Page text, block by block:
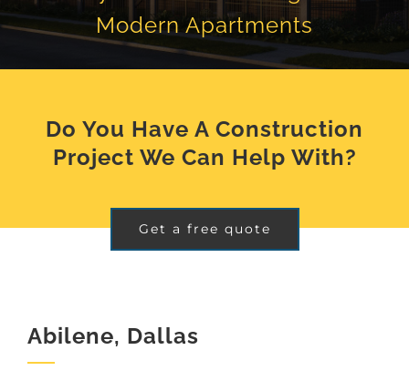
Modern Apartments
Do You Have A Construction
Project We Can Help With?
Get a free quote
Abilene, Dallas